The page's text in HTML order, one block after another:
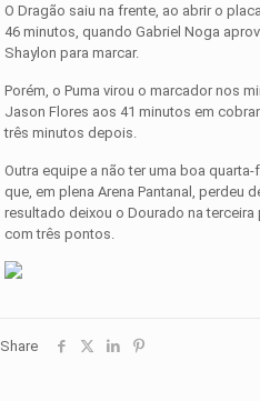
O Dragão saiu na frente, ao abrir o
46 minutos, quando Gabriel Noga
Shaylon para marcar.
Porém, o Puma virou o marcador nos
Jason Flores aos 41 minutos em
três minutos depois.
Outra equipe a não ter uma boa
que, em plena Arena Pantanal, perdeu
resultado deixou o Dourado na
com três pontos.
Share